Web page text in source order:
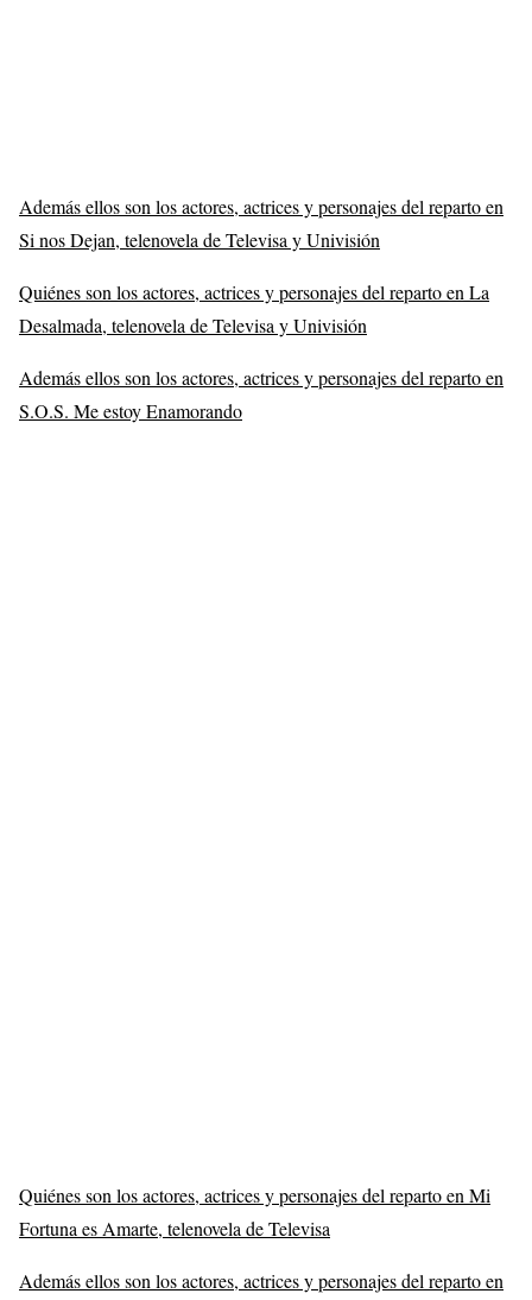
Además ellos son los actores, actrices y personajes del reparto en
Si nos Dejan, telenovela de Televisa y Univisión
Quiénes son los actores, actrices y personajes del reparto en La
Desalmada, telenovela de Televisa y Univisión
Además ellos son los actores, actrices y personajes del reparto en
S.O.S. Me estoy Enamorando
Quiénes son los actores, actrices y personajes del reparto en Mi
Fortuna es Amarte, telenovela de Televisa
Además ellos son los actores, actrices y personajes del reparto en